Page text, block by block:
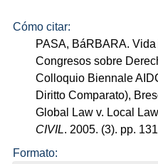
Cómo citar:
PASA, BáRBARA.
Congresos sobre
Colloquio Biennale
Diritto Comparato),
Global Law v. Local
CIVIL. 2005. (3). pp.
Formato: